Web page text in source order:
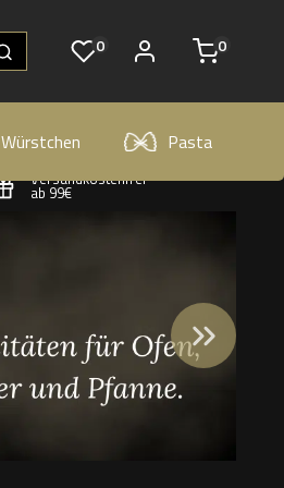
0 0
Würstchen Pasta
Versandkostenfrei
ab 99€